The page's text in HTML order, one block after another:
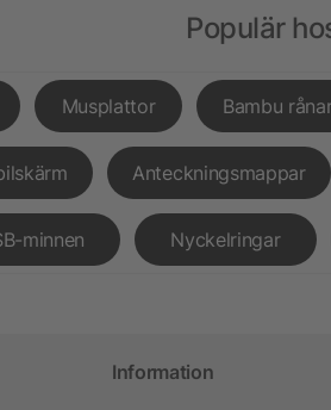
Populär
Musplattor Bambu
Anteckningsmappar
minnen Nyckelringar
Information